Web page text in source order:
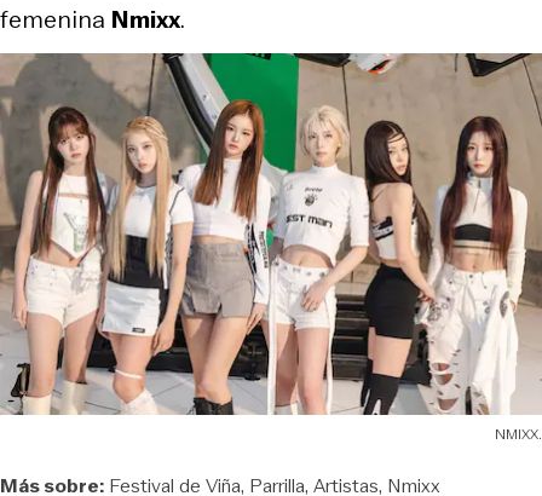
femenina Nmixx.
NMIXX.
Más sobre: Festival de Viña Parrilla Artistas Nmixx